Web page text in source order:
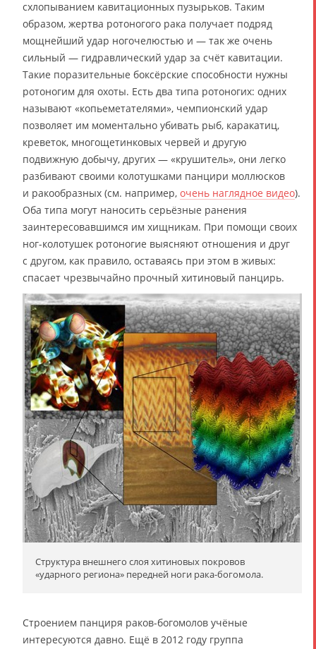
схлопыванием кавитационных пузырьков. Таким
образом, жертва ротоногого рака получает подряд
мощнейший удар ногочелюстью и — так же очень
сильный — гидравлический удар за счёт кавитации.
Такие поразительные боксёрские способности нужны
ротоногим для охоты. Есть два типа ротоногих: одних
называют «копьеметателями», чемпионский удар
позволяет им моментально убивать рыб, каракатиц,
креветок, многощетинковых червей и другую
подвижную добычу, других — «крушитель», они легко
разбивают своими колотушками панцири моллюсков
и ракообразных (см. например, очень наглядное видео).
Оба типа могут наносить серьёзные ранения
заинтересовавшимся им хищникам. При помощи своих
ног-колотушек ротоногие выясняют отношения и друг
с другом, как правило, оставаясь при этом в живых:
спасает чрезвычайно прочный хитиновый панцирь.
Структура внешнего слоя хитиновых покровов
«ударного региона» передней ноги рака-богомола.
Строением панциря раков-богомолов учёные
интересуются давно. Ещё в 2012 году группа